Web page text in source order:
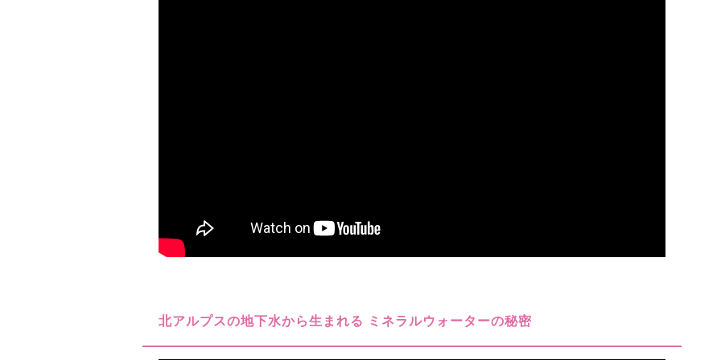
北アルプスの地下水から生まれる ミネラルウォーターの秘密